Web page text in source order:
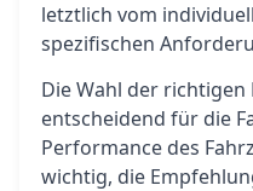
letztlich vom
spezifischen
Die Wahl der
entscheidend für die
Performance des
wichtig, die